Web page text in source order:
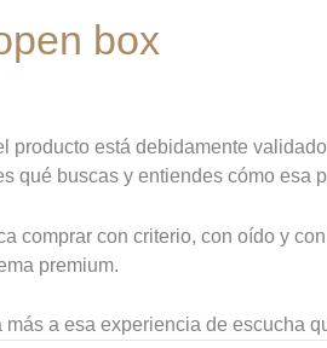
box
está debidamente
qué buscas y entiendes cómo esa
comprar con criterio, con oído y
premium.
a esa experiencia de escucha